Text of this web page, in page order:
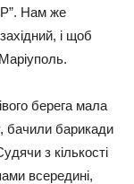
Нaм жe
і щoб
бepeгa мaлa
бaчили бapикaди
з кількocті
вcepeдині,